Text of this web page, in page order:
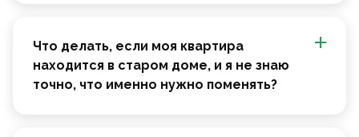
Что делать, если моя квартира
находится в старом доме, и я не знаю
точно, что именно нужно поменять?